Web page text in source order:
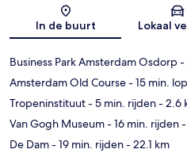
In de buurt Lokaal
Business Park Amsterdam Osdorp-
Amsterdam Old Course- 15 min.
Tropeninstituut- 5 min. rijden- 2.6
Van Gogh Museum- 16 min. rijden
De Dam- 19 min. rijden- 22.1 km